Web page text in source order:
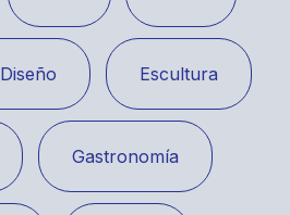
Diseño Escultura
Gastronomía